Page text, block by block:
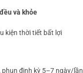
và khỏe
kiện thời tiết bất lợi
phun định kỳ 5–7 ngày/lần